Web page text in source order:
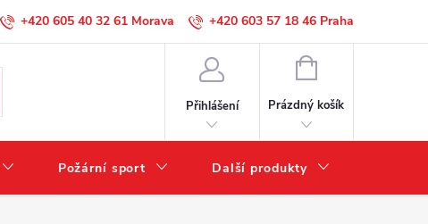
+420 605 40 32 61 +420 603 57 18 46
Přihlášení
NÁKUPNÍ
Prázdný košík
Požární sport Další produkty